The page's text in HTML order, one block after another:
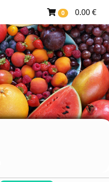
0 0.00 €